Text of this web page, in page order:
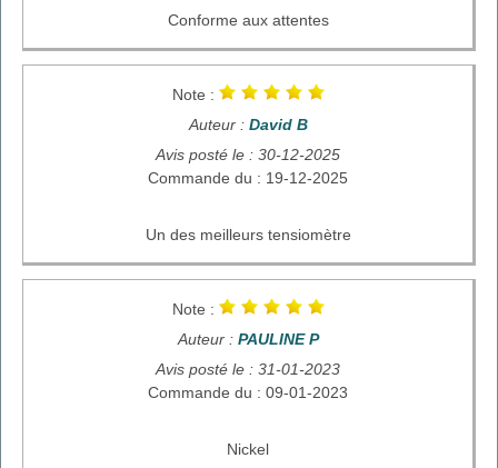
Conforme aux attentes
Note :
Auteur : David B
Avis posté le : 30-12-2025
Commande du : 19-12-2025
Un des meilleurs tensiomètre
Note :
Auteur : PAULINE P
Avis posté le : 31-01-2023
Commande du : 09-01-2023
Nickel